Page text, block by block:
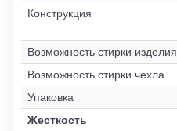
Конструкция
Возможность стирки изделия
Возможность стирки чехла
Упаковка
Жесткость